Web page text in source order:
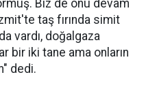
Biz de onu devam
taş fırında simit
vardı, doğalgaza
bir iki tane ama onların
dedi.